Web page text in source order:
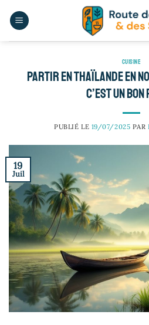
CUISINE
Partir en Thaïlande en
c’est un bon
PUBLIÉ LE 19/07/2025 PAR
19
Juil